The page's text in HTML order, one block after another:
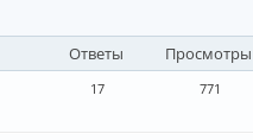
Ответы Просмотры
17 771